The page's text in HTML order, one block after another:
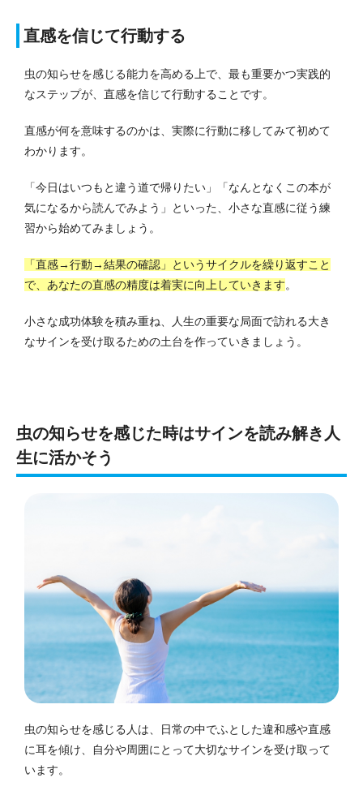
直感を信じて行動する
虫の知らせを感じる能力を高める上で、最も重要かつ実践的
なステップが、直感を信じて行動することです。
直感が何を意味するのかは、実際に行動に移してみて初めて
わかります。
「今日はいつもと違う道で帰りたい」「なんとなくこの本が
気になるから読んでみよう」といった、小さな直感に従う練
習から始めてみましょう。
「直感→行動→結果の確認」というサイクルを繰り返すこと
で、あなたの直感の精度は着実に向上していきます。
小さな成功体験を積み重ね、人生の重要な局面で訪れる大き
なサインを受け取るための土台を作っていきましょう。
虫の知らせを感じた時はサインを読み解き人
生に活かそう
虫の知らせを感じる人は、日常の中でふとした違和感や直感
に耳を傾け、自分や周囲にとって大切なサインを受け取って
います。